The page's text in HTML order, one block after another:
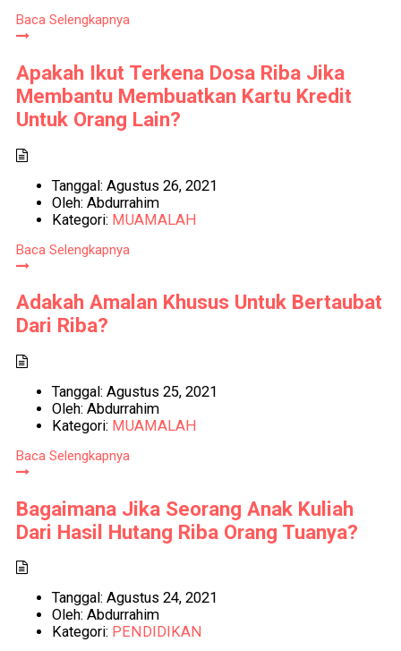
Baca Selengkapnya
Apakah Ikut Terkena Dosa Riba Jika
Membantu Membuatkan Kartu Kredit
Untuk Orang Lain?
Tanggal: Agustus 26, 2021
Oleh: Abdurrahim
Kategori: MUAMALAH
Baca Selengkapnya
Adakah Amalan Khusus Untuk Bertaubat
Dari Riba?
Tanggal: Agustus 25, 2021
Oleh: Abdurrahim
Kategori: MUAMALAH
Baca Selengkapnya
Bagaimana Jika Seorang Anak Kuliah
Dari Hasil Hutang Riba Orang Tuanya?
Tanggal: Agustus 24, 2021
Oleh: Abdurrahim
Kategori: PENDIDIKAN